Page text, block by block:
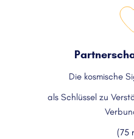
Die kosmische
als Schlüssel zu
(75